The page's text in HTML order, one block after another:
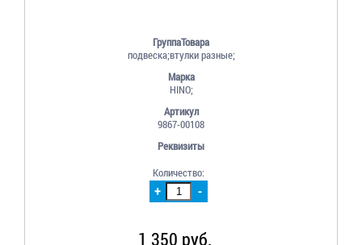
ГруппаТовара
подвеска;втулки разные;
Марка
HINO;
Артикул
9867-00108
Реквизиты
+ -
Количество:
1 350 руб.